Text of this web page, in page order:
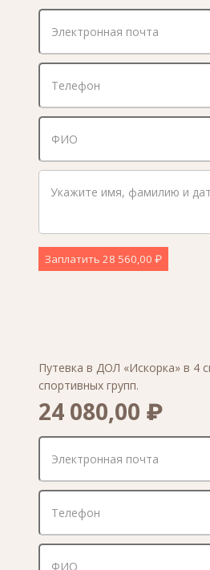
Заплатить 28 560,00 ₽
Путевка в ДОЛ «Искорка» в 4
спортивных групп.
24 080,00 ₽